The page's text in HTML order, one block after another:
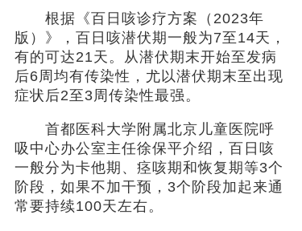
根据《百日咳诊疗方案（2023年
版）》，百日咳潜伏期一般为7至14天，
有的可达21天。从潜伏期末开始至发病
后6周均有传染性，尤以潜伏期末至出现
症状后2至3周传染性最强。
首都医科大学附属北京儿童医院呼
吸中心办公室主任徐保平介绍，百日咳
一般分为卡他期、痉咳期和恢复期等3个
阶段，如果不加干预，3个阶段加起来通
常要持续100天左右。